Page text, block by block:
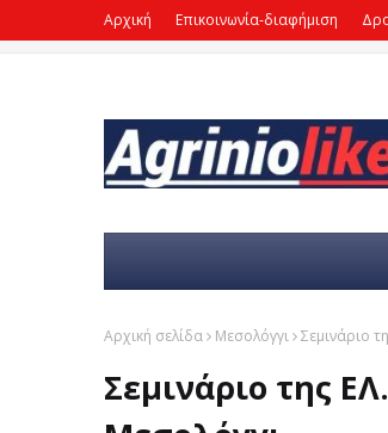
Αρχική Επικοινωνία-διαφήμιση
Αρχική σελίδα Μεσολόγγι Σεμινάριο
Σεμινάριο της